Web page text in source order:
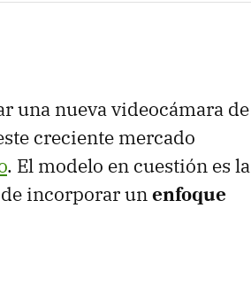
una nueva videocámara de
creciente mercado
. El modelo en cuestión es la
incorporar unenfoque